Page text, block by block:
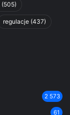
(505)
regulacje (437)
2 573
61